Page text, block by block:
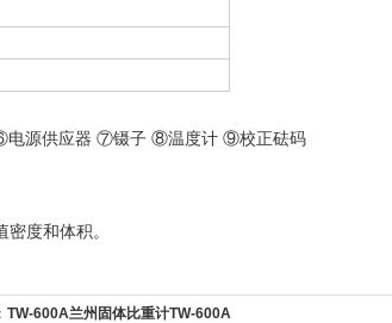
源供应器 ⑦镊子 ⑧温度计 ⑨校正砝码
度和体积。
TW-600A兰州固体比重计TW-600A